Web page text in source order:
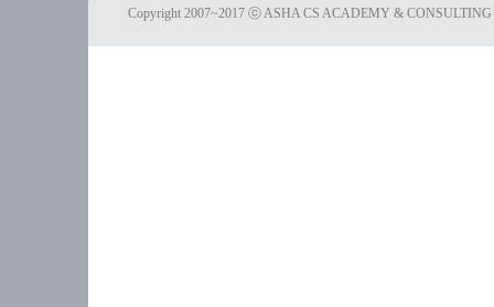
Copyright 2007~2017 ⓒ ASHA CS ACADEMY & CONSULTING